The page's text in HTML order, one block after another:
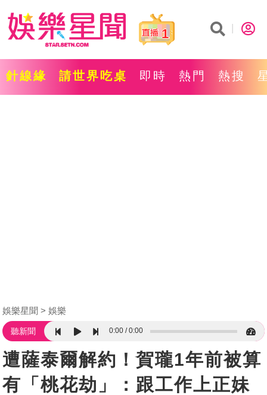
1
針線緣 請世界吃桌 即時 熱門 熱搜
娛樂星聞 娛樂
聽新聞 0:00 0:00
遭薩泰爾解約！賀瓏1年前被算
有「桃花劫」：跟工作上正妹